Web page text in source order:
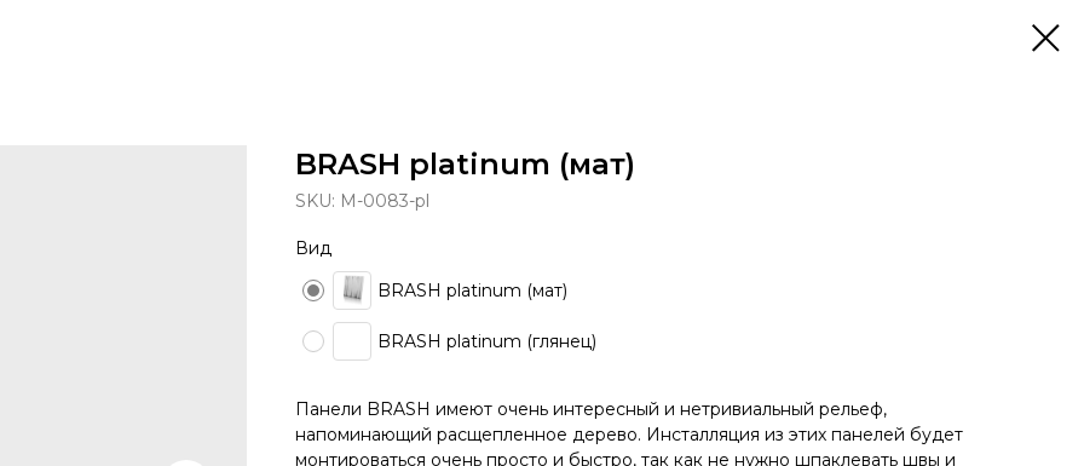
BRASH platinum (мат)
SKU: М-0083-pl
Вид
BRASH platinum (мат)
BRASH platinum (глянец)
Панели BRASH имеют очень интересный и нетривиальный рельеф,
напоминающий расщепленное дерево. Инсталляция из этих панелей будет
монтироваться очень просто и быстро, так как не нужно шпаклевать швы и